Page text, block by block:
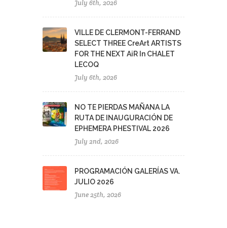
July 6th, 2026
VILLE DE CLERMONT-FERRAND
SELECT THREE CreArt ARTISTS
FOR THE NEXT AiR In CHALET
LECOQ
July 6th, 2026
NO TE PIERDAS MAÑANA LA
RUTA DE INAUGURACIÓN DE
EPHEMERA PHESTIVAL 2026
July 2nd, 2026
PROGRAMACIÓN GALERÍAS VA.
JULIO 2026
June 25th, 2026